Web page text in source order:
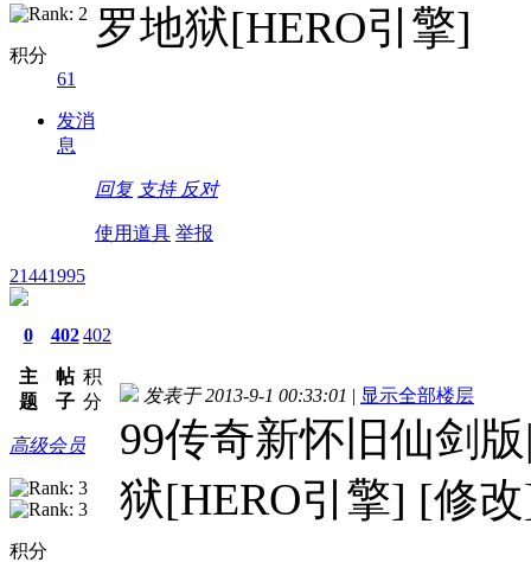
积分
61
发消
息
罗地狱[HERO引擎]
回复 支持 反对
使用道具 举报
21441995
0
主
题
402
帖
子
402
积
分
高级会员
积分
发表于 2013-9-1 00:33:01 | 显示全部楼层
99传奇新怀旧仙剑
狱[HERO引擎] [修